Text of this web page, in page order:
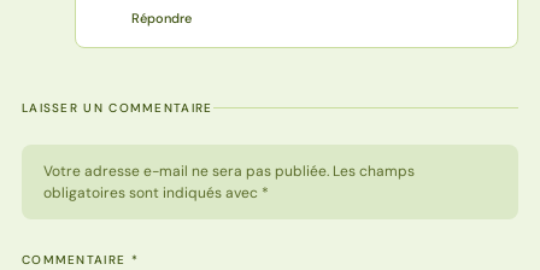
Répondre
LAISSER UN COMMENTAIRE
Votre adresse e-mail ne sera pas publiée. Les champs
obligatoires sont indiqués avec *
COMMENTAIRE *